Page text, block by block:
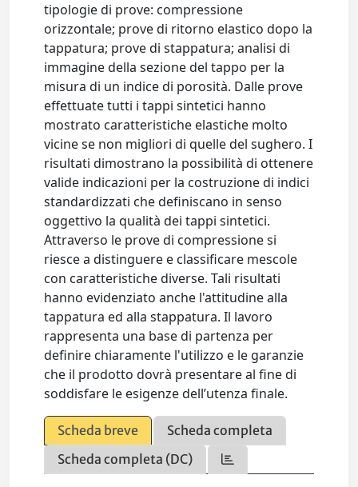
tipologie di prove: compressione
orizzontale; prove di ritorno elastico dopo la
tappatura; prove di stappatura; analisi di
immagine della sezione del tappo per la
misura di un indice di porosità. Dalle prove
effettuate tutti i tappi sintetici hanno
mostrato caratteristiche elastiche molto
vicine se non migliori di quelle del sughero. I
risultati dimostrano la possibilità di ottenere
valide indicazioni per la costruzione di indici
standardizzati che definiscano in senso
oggettivo la qualità dei tappi sintetici.
Attraverso le prove di compressione si
riesce a distinguere e classificare mescole
con caratteristiche diverse. Tali risultati
hanno evidenziato anche l'attitudine alla
tappatura ed alla stappatura. Il lavoro
rappresenta una base di partenza per
definire chiaramente l'utilizzo e le garanzie
che il prodotto dovrà presentare al fine di
soddisfare le esigenze dell’utenza finale.
Scheda breve
Scheda completa
Scheda completa (DC)